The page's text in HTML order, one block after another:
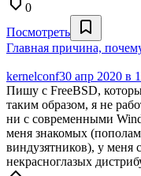
0
Посмотреть
Главная причина,
kernelconf30 апр 2020 в
Пишу с FreeBSD,
таким образом, я не
ни с современными
меня знакомых
виндузятников), у меня
некрасноглазых